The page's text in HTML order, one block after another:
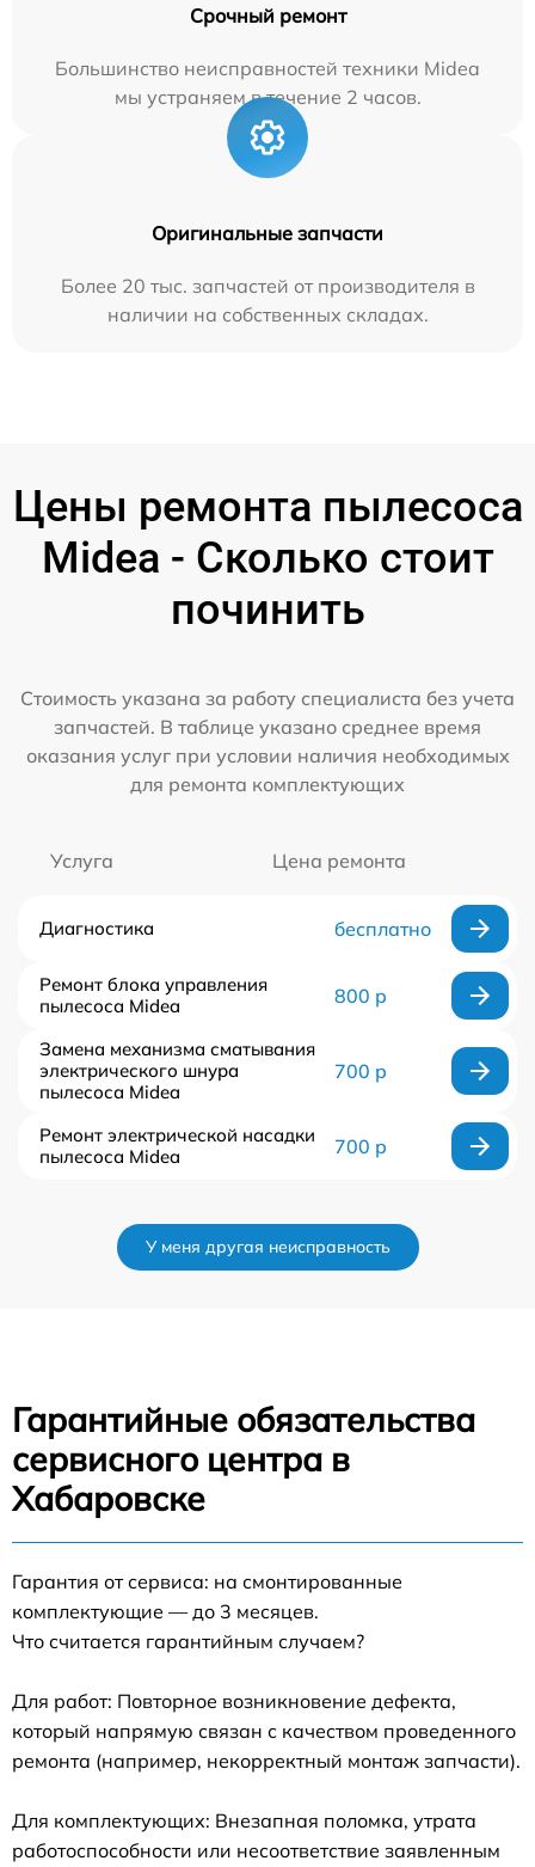
Срочный ремонт
Большинство неисправностей техники Midea
мы устраняем в течение 2 часов.
Оригинальные запчасти
Более 20 тыс. запчастей от производителя в
наличии на собственных складах.
Цены ремонта пылесоса
Midea - Сколько стоит
починить
Стоимость указана за работу специалиста без учета
запчастей. В таблице указано среднее время
оказания услуг при условии наличия необходимых
для ремонта комплектующих
Услуга Цена ремонта
Диагностика бесплатно
Ремонт блока управления
пылесоса Midea
800 р
Замена механизма сматывания
электрического шнура
пылесоса Midea
700 р
Ремонт электрической насадки
пылесоса Midea
700 р
У меня другая неисправность
Гарантийные обязательства
сервисного центра в
Хабаровске
Гарантия от сервиса: на смонтированные
комплектующие — до 3 месяцев.
Что считается гарантийным случаем?
Для работ: Повторное возникновение дефекта,
который напрямую связан с качеством проведенного
ремонта (например, некорректный монтаж запчасти).
Для комплектующих: Внезапная поломка, утрата
работоспособности или несоответствие заявленным